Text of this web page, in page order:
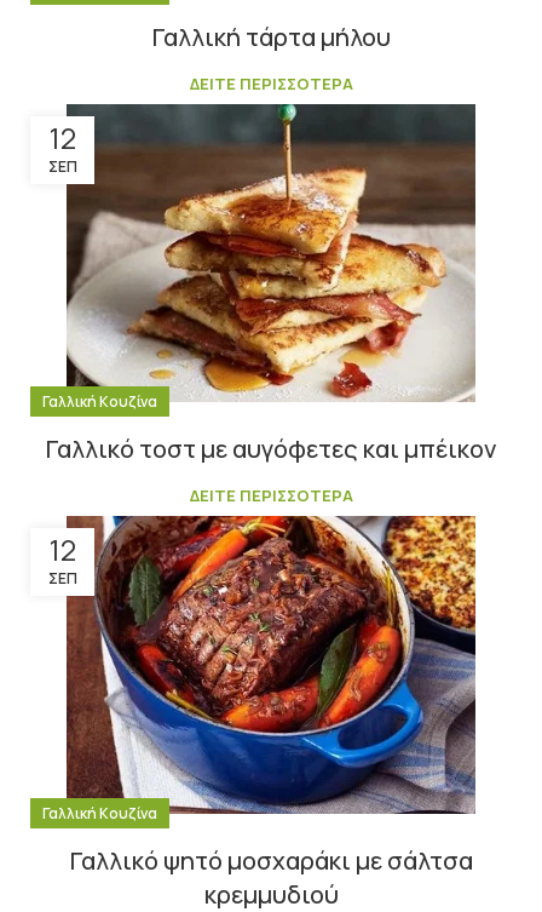
Γαλλική τάρτα μήλου
ΔΕΙΤΕ ΠΕΡΙΣΣΟΤΕΡΑ
12
ΣΕΠ
Γαλλική Κουζίνα
Γαλλικό τοστ με αυγόφετες και μπέικον
ΔΕΙΤΕ ΠΕΡΙΣΣΟΤΕΡΑ
12
ΣΕΠ
Γαλλική Κουζίνα
Γαλλικό ψητό μοσχαράκι με σάλτσα
κρεμμυδιού